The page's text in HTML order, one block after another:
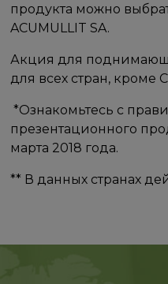
продукта можно
ACUMULLIT SA.
Акция для
для всех стран, кроме
*Ознакомьтесь с
презентационного
марта 2018 года.
**​ В​ данных странах